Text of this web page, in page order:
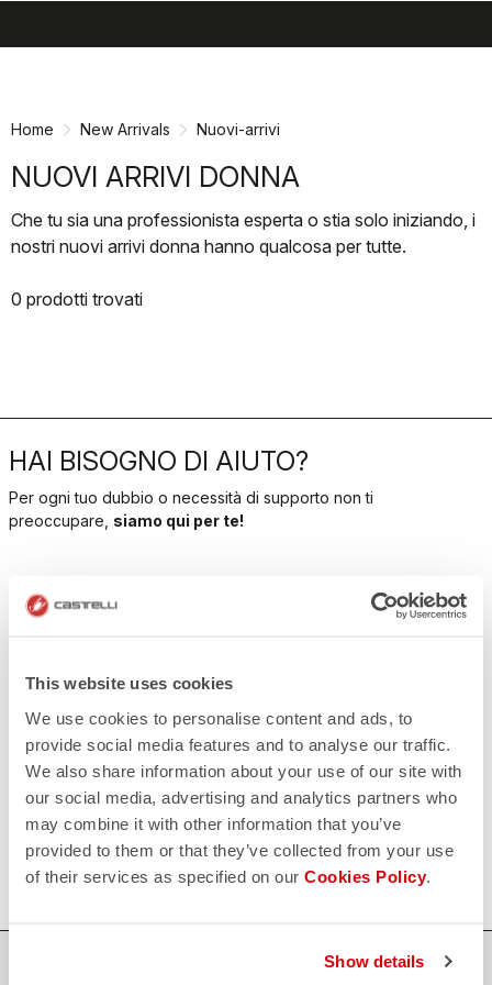
This website uses cookies
We use cookies to personalise content and ads, to
provide social media features and to analyse our traffic.
We also share information about your use of our site with
our social media, advertising and analytics partners who
may combine it with other information that you’ve
provided to them or that they’ve collected from your use
of their services as specified on our Cookies Policy.
Show details
Home New Arrivals Nuovi-arrivi
NUOVI ARRIVI DONNA
Che tu sia una professionista esperta o stia solo iniziando, i
nostri nuovi arrivi donna hanno qualcosa per tutte.
0 prodotti trovati
HAI BISOGNO DI AIUTO?
Per ogni tuo dubbio o necessità di supporto non ti
preoccupare, siamo qui per te!
CONTATTACI
Clicca qui
replay Reso dell'ordine garantito
entro 30 giorni dalla data di consegna
Scopri le modalità di reso
quiz
FAQ
Hai altre domande?
Nessun problema, abbiamo tutte le risposte!
Clicca qui
ACQUISTA IN SICUREZZA